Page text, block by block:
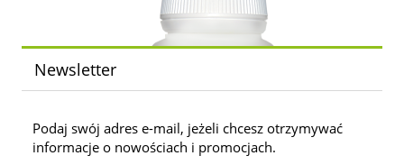
Newsletter
Podaj swój adres e-mail, jeżeli chcesz otrzymywać
informacje o nowościach i promocjach.